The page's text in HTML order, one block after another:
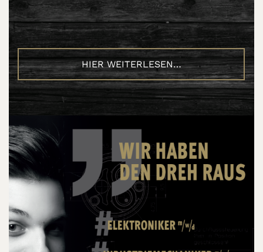
08.03.2024
Rodion
Probearbeit als Zerspanungsmechaniker
HIER WEITERLESEN…